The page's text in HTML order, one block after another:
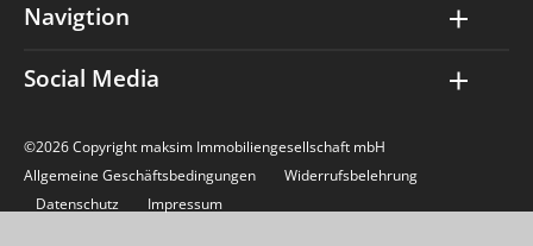
Navigtion
Social Media
©2026 Copyright maksim Immobiliengesellschaft mbH
Allgemeine Geschäftsbedingungen
Widerrufsbelehrung
Datenschutz
Impressum